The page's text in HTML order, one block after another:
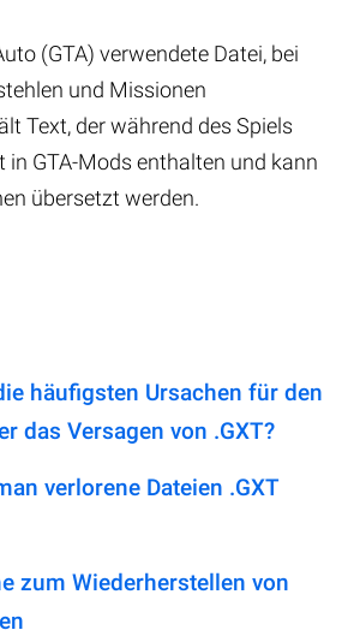
(GTA) verwendete Datei, bei
und Missionen
Text, der während des Spiels
in GTA-Mods enthalten und kann
übersetzt werden.
häufigsten Ursachen für den
das Versagen von .GXT?
verlorene Dateien .GXT
zum Wiederherstellen von